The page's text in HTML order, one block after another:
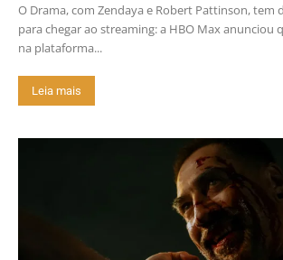
O Drama, com Zendaya e Robert Pattinson, tem
para chegar ao streaming: a HBO Max anunciou
na plataforma...
Leia mais